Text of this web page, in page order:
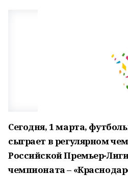
Сегодня, 1 марта,
сыграет в регулярном
Российской Премьер-
чемпионата –